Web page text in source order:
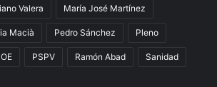
Valera María José Martínez
Macià Pedro Sánchez Pleno
PSPV Ramón Abad Sanidad